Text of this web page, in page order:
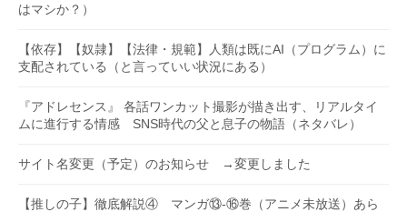
はマシか？）
【依存】【奴隷】【法律・規範】人類は既にAI（プログラム）に
支配されている（と言っていい状況にある）
『アドレセンス』 各話ワンカット撮影が描き出す、リアルタイ
ムに進行する情感 SNS時代の父と息子の物語（ネタバレ）
サイト名変更（予定）のお知らせ →変更しました
【推しの子】徹底解説④ マンガ⑬-⑯巻（アニメ未放送）あら